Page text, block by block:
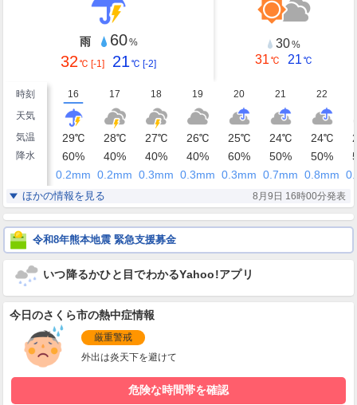
雨 60%
32 ℃ [-1] 21 ℃ [-2]
30%
31 ℃ 21 ℃
時刻 16 17 18 19 20 21
22
天気
気温
29℃ 28℃ 27℃ 26℃ 25℃ 24℃ 24℃
降水 60% 40% 40% 40% 60% 50% 50%
0.2mm 0.2mm 0.3mm 0.3mm 0.3mm 0.7mm 0.8mm
湿度 75 % 95 % 96%
風
南東
5m/s
東南東
3m/s
南東
3m/s
南東
2m/s
南東
2m/s
南南東
2m/s
南
1m/s
ほかの情報を見る 8月9日 16時00分発表
令和8年熊本地震 緊急支援募金
いつ降るかひと目でわかるYahoo!アプリ
今日のさくら市の熱中症情報
厳重警戒
外出は炎天下を避けて
危険な時間帯を確認